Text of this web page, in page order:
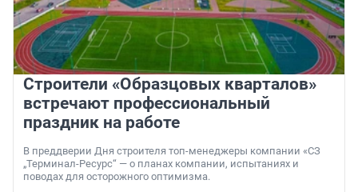
Строители «Образцовых кварталов»
встречают профессиональный
праздник на работе
В преддверии Дня строителя топ-менеджеры компании «СЗ
„Терминал-Ресурс“ — о планах компании, испытаниях и
поводах для осторожного оптимизма.